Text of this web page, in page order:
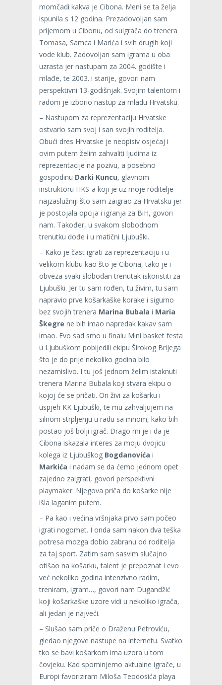
momčadi kakva je Cibona. Meni se ta želja
ispunila s 12 godina. Prezadovoljan sam
prijemom u Cibonu, od suigrača do trenera
Tomasa, Samca i Marića i svih drugih koji
vode klub. Zadovoljan sam igrama u oba
uzrasta jer nastupam za 2004. godište i
mlađe, te 2003. i starije, govori nam
perspektivni 13-godišnjak. Svojim talentom i
radom je izborio nastup za mladu Hrvatsku.
– Nastupom za reprezentaciju Hrvatske
ostvario sam svoj i san svojih roditelja.
Obući dres Hrvatske je neopisiv osjećaj i
ovim putem želim zahvaliti ljudima iz
reprezentacije na pozivu, a posebno
gospodinu Darki Kuncu, glavnom
instruktoru HKS-a koji je uz moje roditelje
najzaslužniji što sam zaigrao za Hrvatsku jer
je postojala opcija i igranja za BiH, govori
nam. Također, u svakom slobodnom
trenutku dođe i u matični Ljubuški.
– Kako je čast igrati za reprezentaciju i u
velikom klubu kao što je Cibona, tako je i
obveza svaki slobodan trenutak iskoristiti za
Ljubuški. Jer tu sam rođen, tu živim, tu sam
napravio prve košarkaške korake i sigurno
bez svojih trenera Marina Bubala i Maria
Škegre ne bih imao napredak kakav sam
imao. Evo sad smo u finalu Mini basket festa
u Ljubuškom pobijedili ekipu Širokog Brijega
što je do prije nekoliko godina bilo
nezamislivo. I tu još jednom želim istaknuti
trenera Marina Bubala koji stvara ekipu o
kojoj će se pričati. On živi za košarku i
uspjeh KK Ljubuški, te mu zahvaljujem na
silnom strpljenju u radu sa mnom, kako bih
postao još bolji igrač. Drago mi je i da je
Cibona iskazala interes za moju dvojicu
kolega iz Ljubuškog Bogdanovića i
Markića i nadam se da ćemo jednom opet
zajedno zaigrati, govori perspektivni
playmaker. Njegova priča do košarke nije
išla laganim putem.
– Pa kao i većina vršnjaka prvo sam počeo
igrati nogomet. I onda sam nakon dva teška
potresa mozga dobio zabranu od roditelja
za taj sport. Zatim sam sasvim slučajno
otišao na košarku, talent je prepoznat i evo
već nekoliko godina intenzivno radim,
treniram, igram…, govori nam Dugandžić
koji košarkaške uzore vidi u nekoliko igrača,
ali jedan je najveći.
– Slušao sam priče o Draženu Petroviću,
gledao njegove nastupe na internetu. Svatko
tko se bavi košarkom ima uzora u tom
čovjeku. Kad spominjemo aktualne igrače, u
Europi favoriziram Miloša Teodosića playa